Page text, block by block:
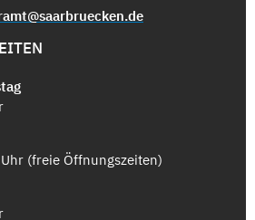
(freie Öffnungszeiten)